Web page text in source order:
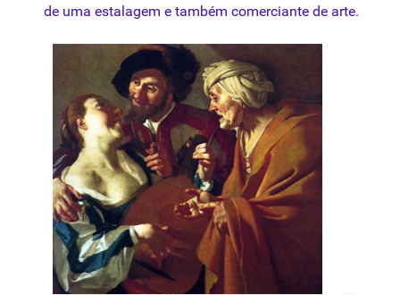
de uma estalagem e também comerciante de arte.